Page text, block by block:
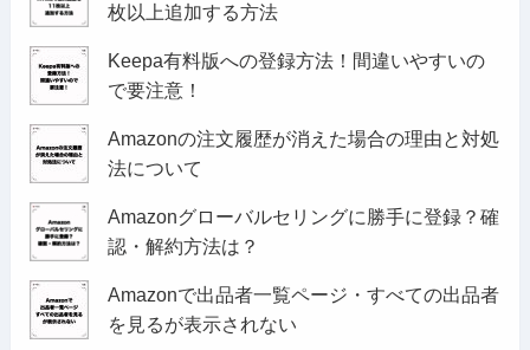
枚以上追加する方法
Keepa有料版への登録方法！間違いやすいの
で要注意！
Amazonの注文履歴が消えた場合の理由と対処
法について
Amazonグローバルセリングに勝手に登録？確
認・解約方法は？
Amazonで出品者一覧ページ・すべての出品者
を見るが表示されない